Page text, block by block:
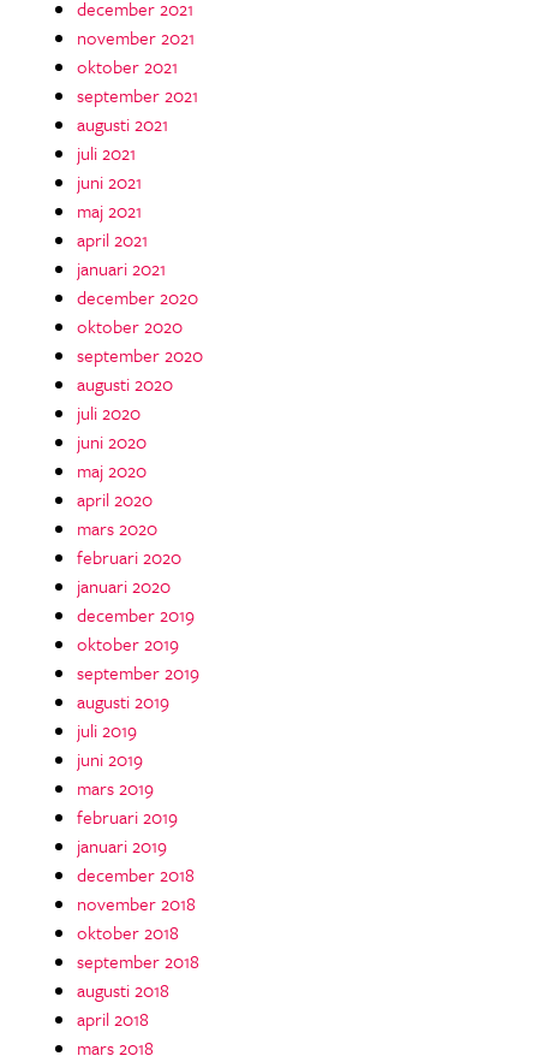
december 2021
november 2021
oktober 2021
september 2021
augusti 2021
juli 2021
juni 2021
maj 2021
april 2021
januari 2021
december 2020
oktober 2020
september 2020
augusti 2020
juli 2020
juni 2020
maj 2020
april 2020
mars 2020
februari 2020
januari 2020
december 2019
oktober 2019
september 2019
augusti 2019
juli 2019
juni 2019
mars 2019
februari 2019
januari 2019
december 2018
november 2018
oktober 2018
september 2018
augusti 2018
april 2018
mars 2018